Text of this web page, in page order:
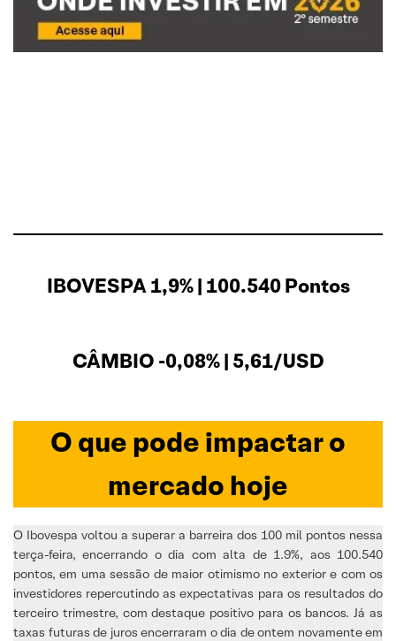
IBOVESPA 1,9% | 100.540 Pontos
CÂMBIO -0,08% | 5,61/USD
O que pode impactar o
mercado hoje
O Ibovespa voltou a superar a barreira dos 100 mil pontos nessa
terça-feira, encerrando o dia com alta de 1.9%, aos 100.540
pontos, em uma sessão de maior otimismo no exterior e com os
investidores repercutindo as expectativas para os resultados do
terceiro trimestre, com destaque positivo para os bancos. Já as
taxas futuras de juros encerraram o dia de ontem novamente em